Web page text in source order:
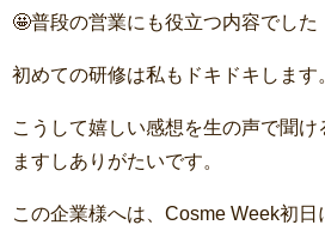
🤩普段の営業にも役立つ内容でした
初めての研修は私もドキドキします
こうして嬉しい感想を生の声で聞け
ますしありがたいです。
この企業様へは、Cosme Week初日